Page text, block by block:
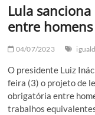
Lula
entre
04/07/2023
O presidente Luiz
feira (3) o projeto de
obrigatória entre
trabalhos